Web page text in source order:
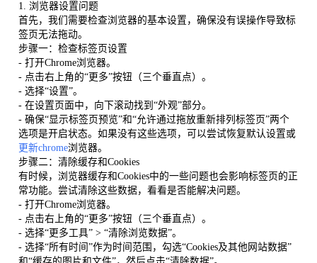
1. 浏览器设置问题
首先，我们需要检查浏览器的基本设置，确保没有误操作导致标
签页无法拖动。
步骤一：检查标签页设置
- 打开Chrome浏览器。
- 点击右上角的“更多”按钮（三个垂直点）。
- 选择“设置”。
- 在设置页面中，向下滚动找到“外观”部分。
- 确保“显示标签页预览”和“允许通过拖放重新排列标签页”两个
选项是开启状态。如果没有这些选项，可以尝试恢复默认设置或
更新chrome浏览器。
步骤二：清除缓存和Cookies
有时候，浏览器缓存和Cookies中的一些问题也会影响标签页的正
常功能。尝试清除这些数据，看看是否能解决问题。
- 打开Chrome浏览器。
- 点击右上角的“更多”按钮（三个垂直点）。
- 选择“更多工具” > “清除浏览数据”。
- 选择“所有时间”作为时间范围，勾选“Cookies及其他网站数据”